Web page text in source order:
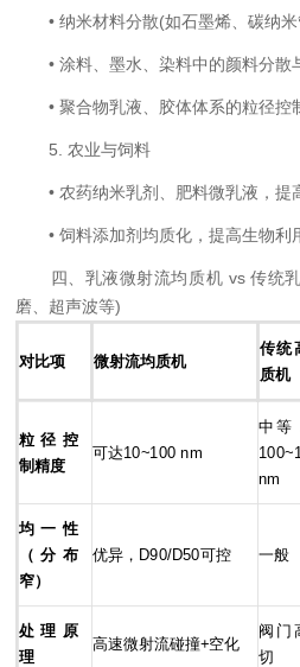
• 纳米材料分散(如石墨烯、碳纳米
• 涂料、墨水、染料中的颜料分散
• 聚合物乳液、胶体体系的粒径控
5. 农业与饲料
• 农药纳米乳剂、肥料微乳液，提
• 饲料添加剂均质化，提高生物利
四、乳液微射流均质机 vs 传统乳
磨、超声波等)
对比项 微射流均质机
传统
质机
粒径控
制精度
可达10~100 nm
中等
nm
均一性
（分布
窄）
优异，D90/D50可控 一般
处理原
理
高速微射流碰撞+空化
阀门
切